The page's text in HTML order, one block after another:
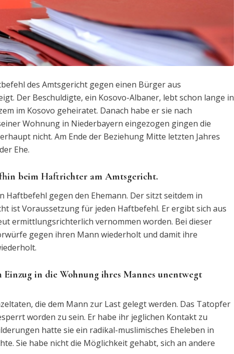
des Amtsgericht gegen einen Bürger aus
Der Beschuldigte, ein Kosovo-Albaner, lebt schon lange in
im Kosovo geheiratet. Danach habe er sie nach
Wohnung in Niederbayern eingezogen gingen die
nicht. Am Ende der Beziehung Mitte letzten Jahres
Ehe.
beim Haftrichter am Amtsgericht.
gegen den Ehemann. Der sitzt seitdem in
ist Voraussetzung für jeden Haftbefehl. Er ergibt sich aus
ermittlungsrichterlich vernommen worden. Bei dieser
gegen ihren Mann wiederholt und damit ihre
in die Wohnung ihres Mannes unentwegt
die dem Mann zur Last gelegt werden. Das Tatopfer
worden zu sein. Er habe ihr jeglichen Kontakt zu
hatte sie ein radikal-muslimisches Eheleben in
Sie habe nicht die Möglichkeit gehabt, sich an andere